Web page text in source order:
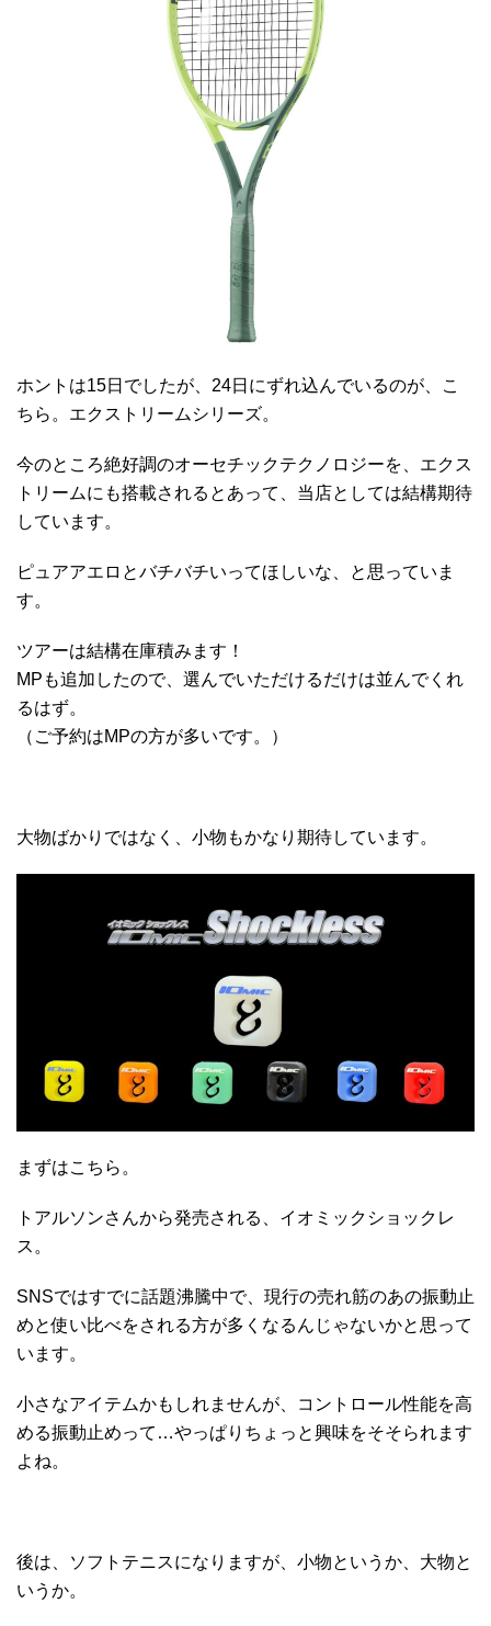
ホントは15日でしたが、24日にずれ込んでいるのが、こ
ちら。エクストリームシリーズ。
今のところ絶好調のオーセチックテクノロジーを、エクス
トリームにも搭載されるとあって、当店としては結構期待
しています。
ピュアアエロとバチバチいってほしいな、と思っていま
す。
ツアーは結構在庫積みます！
MPも追加したので、選んでいただけるだけは並んでくれ
るはず。
（ご予約はMPの方が多いです。）
大物ばかりではなく、小物もかなり期待しています。
まずはこちら。
トアルソンさんから発売される、イオミックショックレ
ス。
SNSではすでに話題沸騰中で、現行の売れ筋のあの振動止
めと使い比べをされる方が多くなるんじゃないかと思って
います。
小さなアイテムかもしれませんが、コントロール性能を高
める振動止めって…やっぱりちょっと興味をそそられます
よね。
後は、ソフトテニスになりますが、小物というか、大物と
いうか。